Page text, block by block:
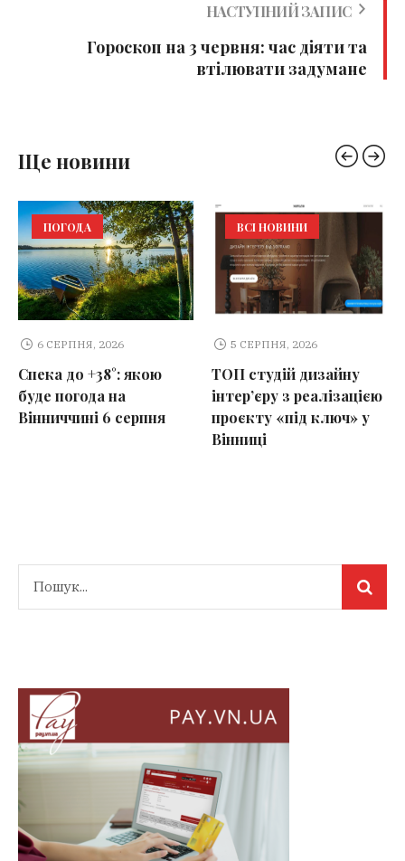
НАСТУПНИЙ ЗАПИС
Гороскоп на 3 червня: час діяти та
втілювати задумане
Ще новини
ПОГОДА
6 СЕРПНЯ, 2026
Спека до +38°: якою
буде погода на
Вінниччині 6 серпня
ВСІ НОВИНИ
5 СЕРПНЯ, 2026
ТОП студій дизайну
інтер’єру з реалізацією
проєкту «під ключ» у
Вінниці